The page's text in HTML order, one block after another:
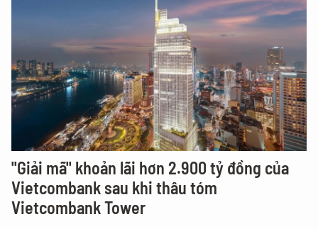
"Giải mã" khoản lãi hơn 2.900 tỷ đồng của
Vietcombank sau khi thâu tóm
Vietcombank Tower